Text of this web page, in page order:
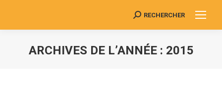
Search:
RECHERCHER
ARCHIVES DE L’ANNÉE : 2015